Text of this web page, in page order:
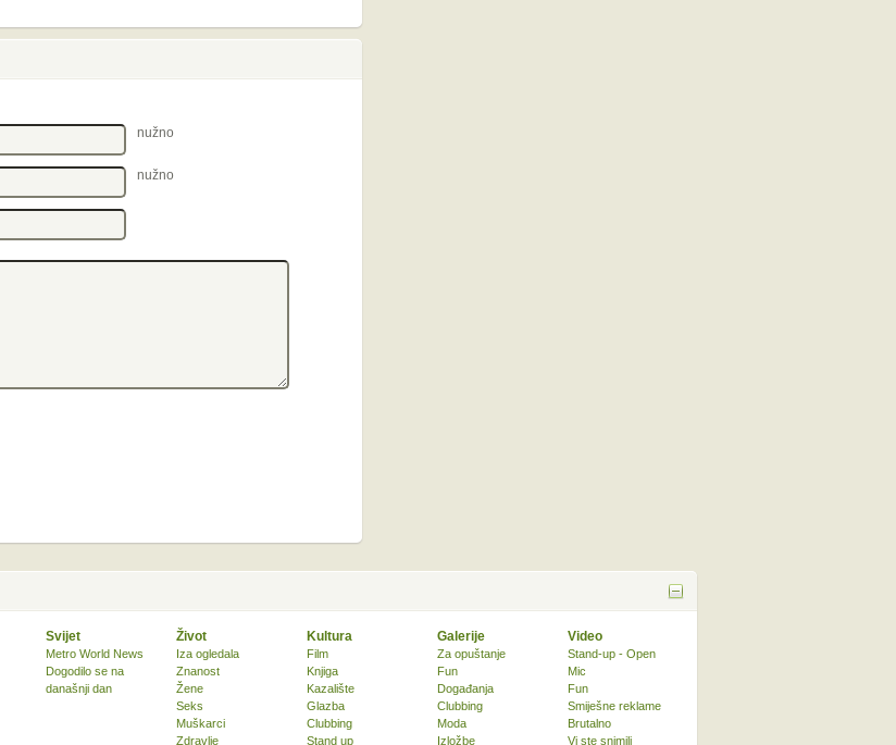
nužno
nužno
Svijet
Metro World News
Dogodilo se na
današnji dan
Život
Iza ogledala
Znanost
Žene
Seks
Muškarci
Zdravlje
Kultura
Film
Knjiga
Kazalište
Glazba
Clubbing
Stand up
Galerije
Za opuštanje
Fun
Događanja
Clubbing
Moda
Izložbe
Video
Stand-up - Open
Mic
Fun
Smiješne reklame
Brutalno
Vi ste snimili